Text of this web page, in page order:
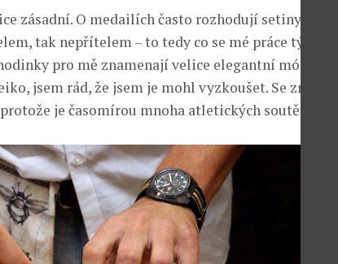
zásadní. O medailích často rozhodují setiny
tak nepřítelem – to tedy co se mé práce týče. V
pro mě znamenají velice elegantní módní
jsem rád, že jsem je mohl vyzkoušet. Se značkou
je časomírou mnoha atletických soutěží.